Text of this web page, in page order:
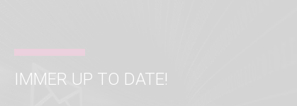
IMMER UP TO DATE!